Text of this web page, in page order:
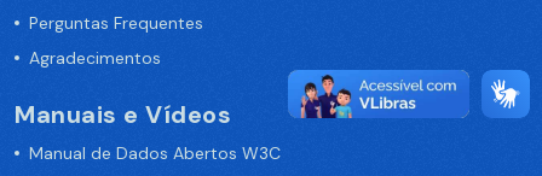
Perguntas Frequentes
Agradecimentos
Manuais e Vídeos
Manual de Dados Abertos W3C